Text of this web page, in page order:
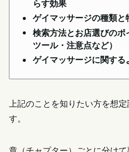
らす効果
ゲイマッサージの種類と
検索方法とお店選びの
ツール・注意点など）
ゲイマッサージに関する
上記のことを知りたい方を想
す。